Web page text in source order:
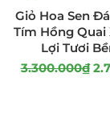
Giỏ Hoa Sen
Tím Hồng Quai
Lợi Tươi
3.300.000₫